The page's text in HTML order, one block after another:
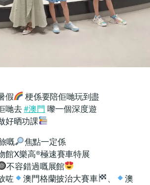
假
梗係要陪佢哋玩到盡
哋去#澳門 嚟一個深度遊
好晒功課
嘅
焦點一定係
館X樂高®️極速賽車特展
不容錯過嘅展館
咗
澳門格蘭披治大賽車 、
澳